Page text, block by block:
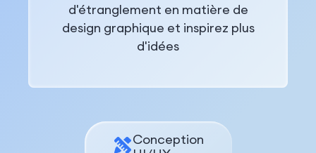
d'étranglement en matière de
design graphique et inspirez plus
d'idées
Conception